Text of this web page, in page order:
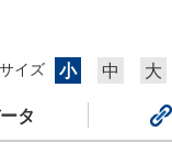
イズ
小 中 大
タ